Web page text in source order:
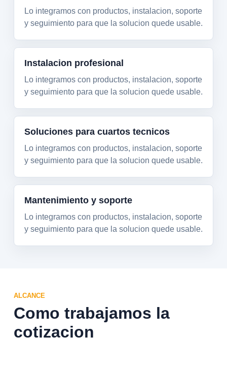
Lo integramos con productos, instalacion, soporte
y seguimiento para que la solucion quede usable.
Instalacion profesional
Lo integramos con productos, instalacion, soporte
y seguimiento para que la solucion quede usable.
Soluciones para cuartos tecnicos
Lo integramos con productos, instalacion, soporte
y seguimiento para que la solucion quede usable.
Mantenimiento y soporte
Lo integramos con productos, instalacion, soporte
y seguimiento para que la solucion quede usable.
ALCANCE
Como trabajamos la
cotizacion